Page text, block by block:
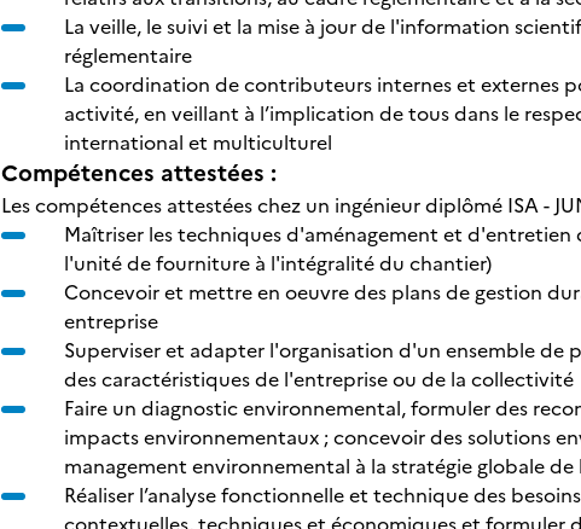
La veille, le suivi et la mise à jour de l'information
réglementaire
La coordination de contributeurs internes et externes
activité, en veillant à l’implication de tous dans le
international et multiculturel
Compétences attestées :
Les compétences attestées chez un ingénieur diplômé ISA -
Maîtriser les techniques d'aménagement et d'entretien
l'unité de fourniture à l'intégralité du chantier)
Concevoir et mettre en oeuvre des plans de gestion
entreprise
Superviser et adapter l'organisation d'un ensemble
des caractéristiques de l'entreprise ou de la collectivité
Faire un diagnostic environnemental, formuler des
impacts environnementaux ; concevoir des solutions
management environnemental à la stratégie globale
Réaliser l’analyse fonctionnelle et technique des